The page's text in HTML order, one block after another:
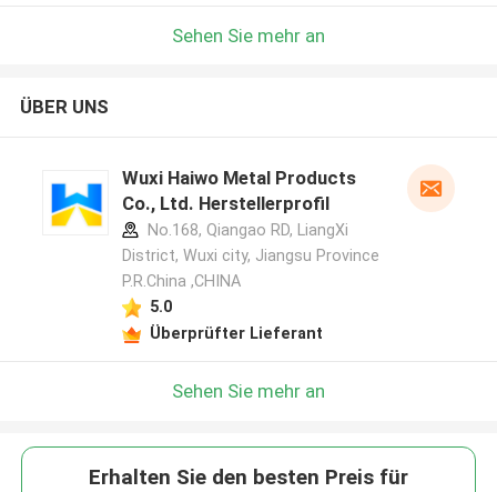
Sehen Sie mehr an
ÜBER UNS
Wuxi Haiwo Metal Products
Co., Ltd. Herstellerprofil
No.168, Qiangao RD, LiangXi
District, Wuxi city, Jiangsu Province
P.R.China ,CHINA
5.0
Überprüfter Lieferant
Sehen Sie mehr an
Erhalten Sie den besten Preis für